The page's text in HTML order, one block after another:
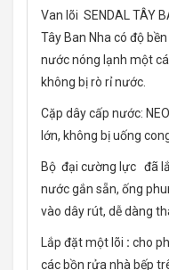
Van lõi SENDAL TÂY
Tây Ban Nha có độ
nước nóng lạnh một
không bị rò rỉ nước.
Cặp dây cấp nước:
lớn, không bị uống
Bộ đại cường lực đã
nước gắn sẵn, ống
vào dây rút, dễ dàng
Lắp đặt một lõi : cho
các bồn rửa nhà bếp